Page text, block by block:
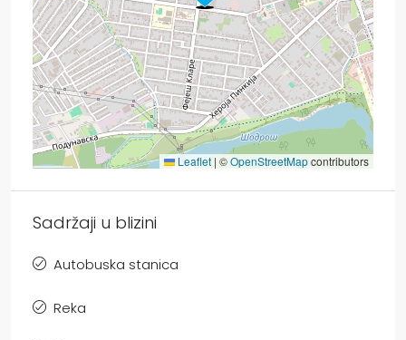
Leaflet | ©OpenStreetMapcontributors
Sadržaji u blizini
Autobuska stanica
Reka